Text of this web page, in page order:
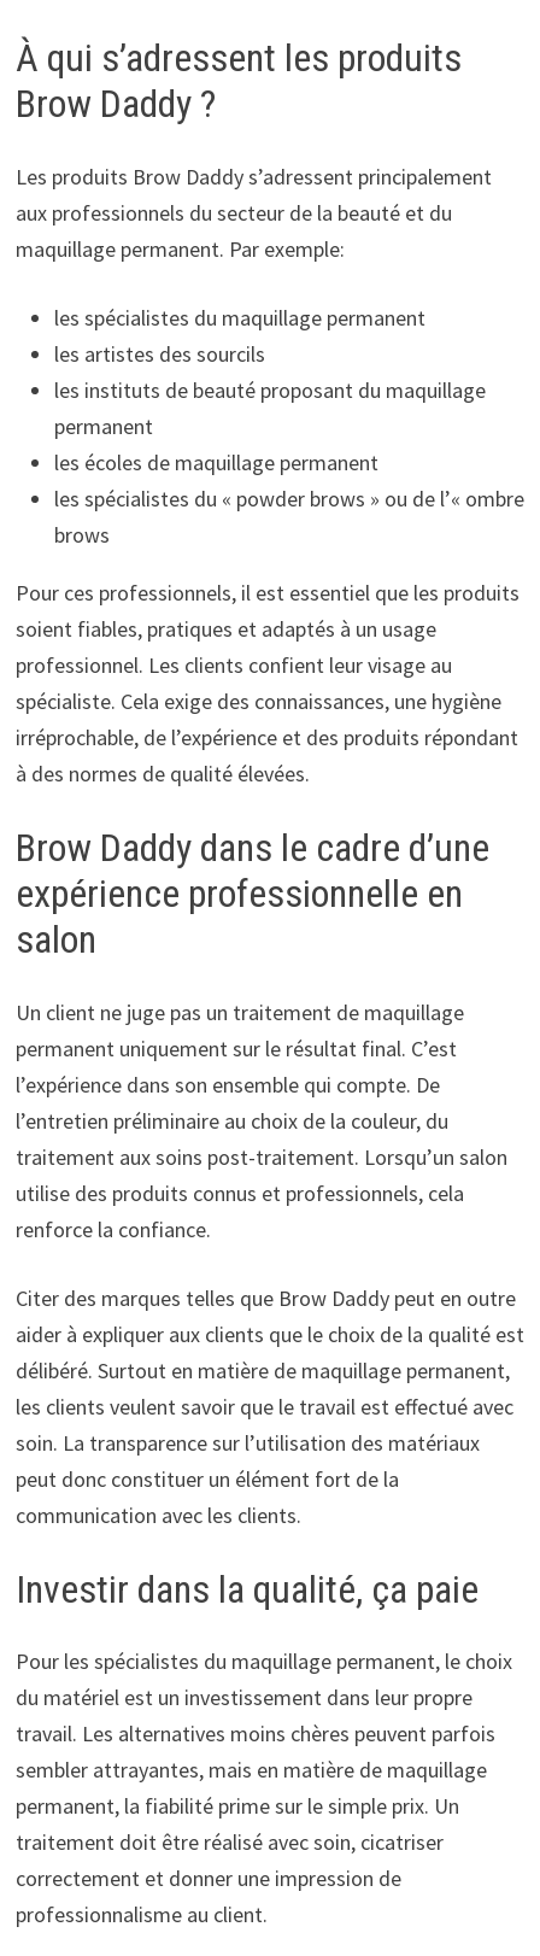
À qui s’adressent les produits
Brow Daddy ?
Les produits Brow Daddy s’adressent principalement
aux professionnels du secteur de la beauté et du
maquillage permanent. Par exemple:
les spécialistes du maquillage permanent
les artistes des sourcils
les instituts de beauté proposant du maquillage
permanent
les écoles de maquillage permanent
les spécialistes du « powder brows » ou de l’« ombre
brows
Pour ces professionnels, il est essentiel que les produits
soient fiables, pratiques et adaptés à un usage
professionnel. Les clients confient leur visage au
spécialiste. Cela exige des connaissances, une hygiène
irréprochable, de l’expérience et des produits répondant
à des normes de qualité élevées.
Brow Daddy dans le cadre d’une
expérience professionnelle en
salon
Un client ne juge pas un traitement de maquillage
permanent uniquement sur le résultat final. C’est
l’expérience dans son ensemble qui compte. De
l’entretien préliminaire au choix de la couleur, du
traitement aux soins post-traitement. Lorsqu’un salon
utilise des produits connus et professionnels, cela
renforce la confiance.
Citer des marques telles que Brow Daddy peut en outre
aider à expliquer aux clients que le choix de la qualité est
délibéré. Surtout en matière de maquillage permanent,
les clients veulent savoir que le travail est effectué avec
soin. La transparence sur l’utilisation des matériaux
peut donc constituer un élément fort de la
communication avec les clients.
Investir dans la qualité, ça paie
Pour les spécialistes du maquillage permanent, le choix
du matériel est un investissement dans leur propre
travail. Les alternatives moins chères peuvent parfois
sembler attrayantes, mais en matière de maquillage
permanent, la fiabilité prime sur le simple prix. Un
traitement doit être réalisé avec soin, cicatriser
correctement et donner une impression de
professionnalisme au client.